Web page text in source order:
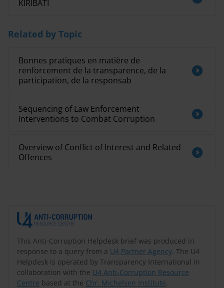
This Anti-Corruption Helpdesk brief was produced in
response to a query from a U4 Partner Agency. The U4
Helpdesk is operated by Transparency International in
collaboration with the U4 Anti-Corruption Resource
Centre based at the Chr. Michelsen Institute.
KIRIBATI
Related by Topic
Bonnes pratiques en matière de
renforcement de la transparence, de la
participation, de la responsab
Sequencing of Law Enforcement
Interventions to Combat Corruption
Overview of Conflict of Interest and Related
Offences